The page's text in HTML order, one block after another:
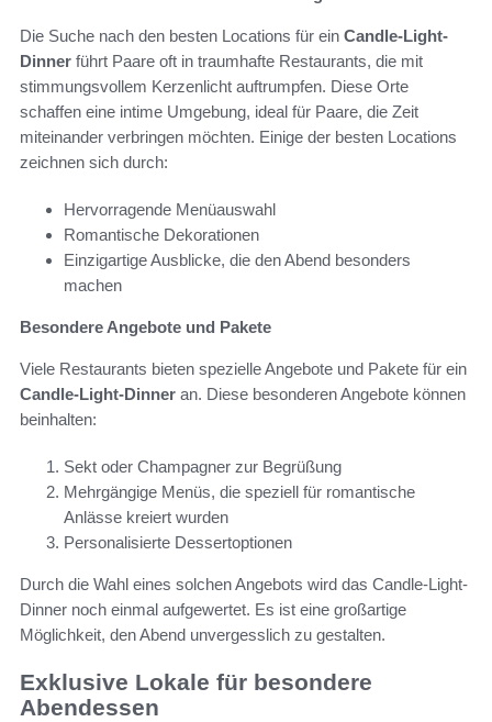
Die Suche nach den besten Locations für ein Candle-Light-
Dinner führt Paare oft in traumhafte Restaurants, die mit
stimmungsvollem Kerzenlicht auftrumpfen. Diese Orte
schaffen eine intime Umgebung, ideal für Paare, die Zeit
miteinander verbringen möchten. Einige der besten Locations
zeichnen sich durch:
Hervorragende Menüauswahl
Romantische Dekorationen
Einzigartige Ausblicke, die den Abend besonders
machen
Besondere Angebote und Pakete
Viele Restaurants bieten spezielle Angebote und Pakete für ein
Candle-Light-Dinner an. Diese besonderen Angebote können
beinhalten:
Sekt oder Champagner zur Begrüßung
Mehrgängige Menüs, die speziell für romantische
Anlässe kreiert wurden
Personalisierte Dessertoptionen
Durch die Wahl eines solchen Angebots wird das Candle-Light-
Dinner noch einmal aufgewertet. Es ist eine großartige
Möglichkeit, den Abend unvergesslich zu gestalten.
Exklusive Lokale für besondere
Abendessen